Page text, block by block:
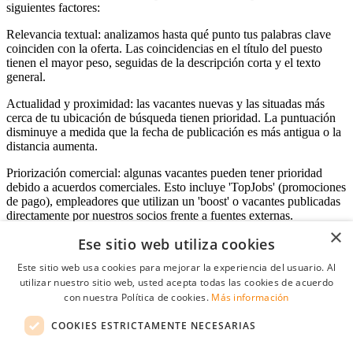
siguientes factores:
Relevancia textual: analizamos hasta qué punto tus palabras clave
coinciden con la oferta. Las coincidencias en el título del puesto
tienen el mayor peso, seguidas de la descripción corta y el texto
general.
Actualidad y proximidad: las vacantes nuevas y las situadas más
cerca de tu ubicación de búsqueda tienen prioridad. La puntuación
disminuye a medida que la fecha de publicación es más antigua o la
distancia aumenta.
Priorización comercial: algunas vacantes pueden tener prioridad
debido a acuerdos comerciales. Esto incluye 'TopJobs' (promociones
de pago), empleadores que utilizan un 'boost' o vacantes publicadas
directamente por nuestros socios frente a fuentes externas.
Acceso empresas
Contraseña
×
Ese sitio web utiliza cookies
Este sitio web usa cookies para mejorar la experiencia del usuario. Al
utilizar nuestro sitio web, usted acepta todas las cookies de acuerdo
con nuestra Política de cookies. Más información
COOKIES ESTRICTAMENTE NECESARIAS